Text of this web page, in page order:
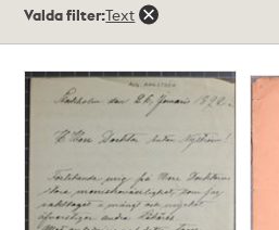
träffar
Valda filter:Text